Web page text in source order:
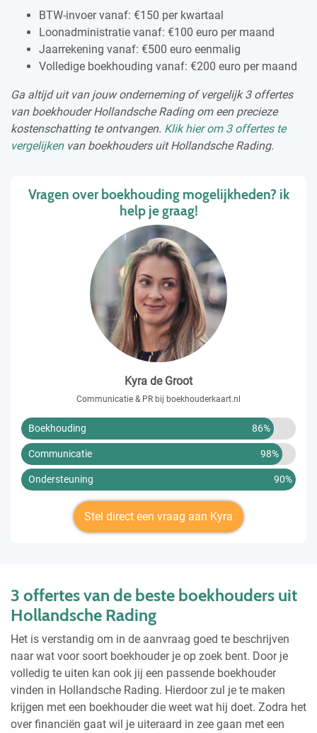
BTW-invoer vanaf: €150 per kwartaal
Loonadministratie vanaf: €100 euro per maand
Jaarrekening vanaf: €500 euro eenmalig
Volledige boekhouding vanaf: €200 euro per maand
Ga altijd uit van jouw onderneming of vergelijk 3 offertes
van boekhouder Hollandsche Rading om een precieze
kostenschatting te ontvangen. Klik hier om 3 offertes te
vergelijkenvan boekhouders uit Hollandsche Rading.
Vragen over boekhouding mogelijkheden? ik
help je graag!
Kyra de Groot
Communicatie & PR bij boekhouderkaart.nl
Boekhouding 86%
Communicatie 98%
Ondersteuning 90%
Stel direct een vraag aan Kyra
3 offertes van de beste boekhouders uit
Hollandsche Rading
Het is verstandig om in de aanvraag goed te beschrijven
naar wat voor soort boekhouder je op zoek bent. Door je
volledig te uiten kan ook jij een passende boekhouder
vinden in Hollandsche Rading. Hierdoor zul je te maken
krijgen met een boekhouder die weet wat hij doet. Zodra het
over financiën gaat wil je uiteraard in zee gaan met een